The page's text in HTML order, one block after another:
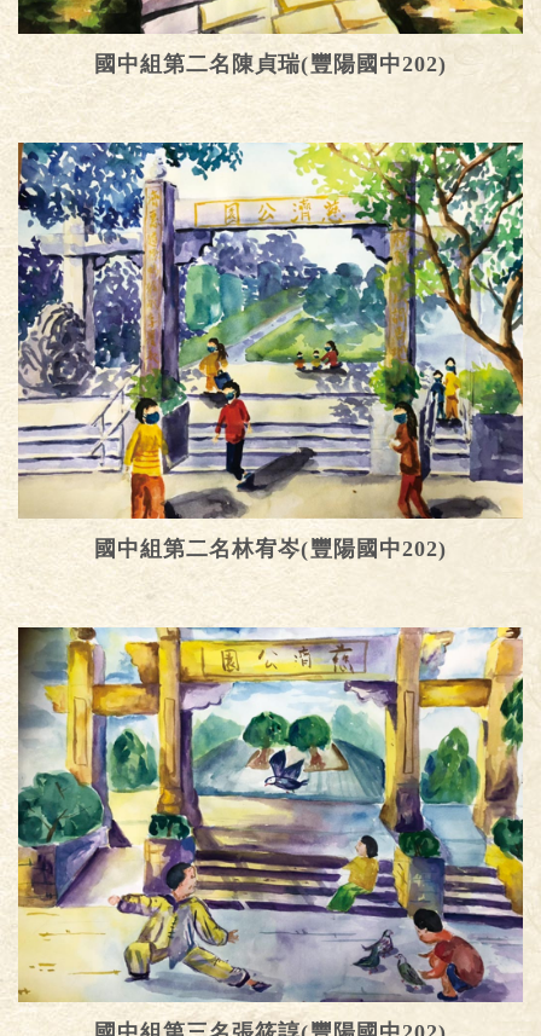
國中組第二名陳貞瑞(豐陽國中202)
國中組第二名林宥岑(豐陽國中202)